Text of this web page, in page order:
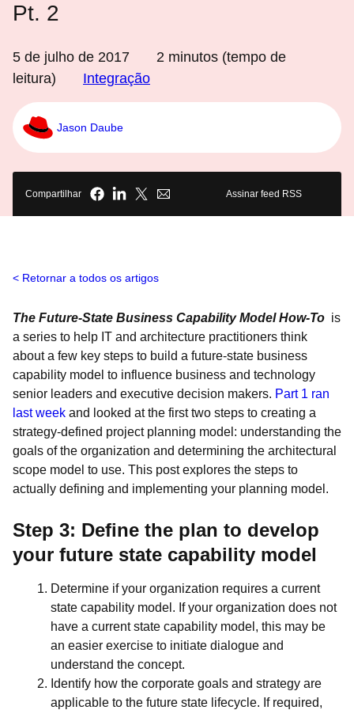
Pt. 2
5 de julho de 2017 2 minutos (tempo de
leitura)
Integração
Jason Daube
Compartilhar Assinar feed RSS
Retornar a todos os artigos
The Future-State Business Capability Model How-To is
a series to help IT and architecture practitioners think
about a few key steps to build a future-state business
capability model to influence business and technology
senior leaders and executive decision makers. Part 1 ran
last week and looked at the first two steps to creating a
strategy-defined project planning model: understanding the
goals of the organization and determining the architectural
scope model to use. This post explores the steps to
actually defining and implementing your planning model.
Step 3: Define the plan to develop
your future state capability model
Determine if your organization requires a current
state capability model. If your organization does not
have a current state capability model, this may be
an easier exercise to initiate dialogue and
understand the concept.
Identify how the corporate goals and strategy are
applicable to the future state lifecycle. If required,